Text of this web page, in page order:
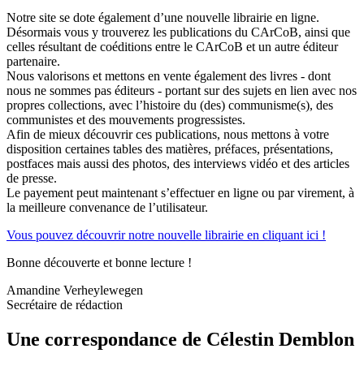
Notre site se dote également d’une nouvelle librairie en ligne.
Désormais vous y trouverez les publications du CArCoB, ainsi que
celles résultant de coéditions entre le CArCoB et un autre éditeur
partenaire.
Nous valorisons et mettons en vente également des livres - dont
nous ne sommes pas éditeurs - portant sur des sujets en lien avec nos
propres collections, avec l’histoire du (des) communisme(s), des
communistes et des mouvements progressistes.
Afin de mieux découvrir ces publications, nous mettons à votre
disposition certaines tables des matières, préfaces, présentations,
postfaces mais aussi des photos, des interviews vidéo et des articles
de presse.
Le payement peut maintenant s’effectuer en ligne ou par virement, à
la meilleure convenance de l’utilisateur.
Vous pouvez découvrir notre nouvelle librairie en cliquant ici !
Bonne découverte et bonne lecture !
Amandine Verheylewegen
Secrétaire de rédaction
Une correspondance de Célestin Demblon